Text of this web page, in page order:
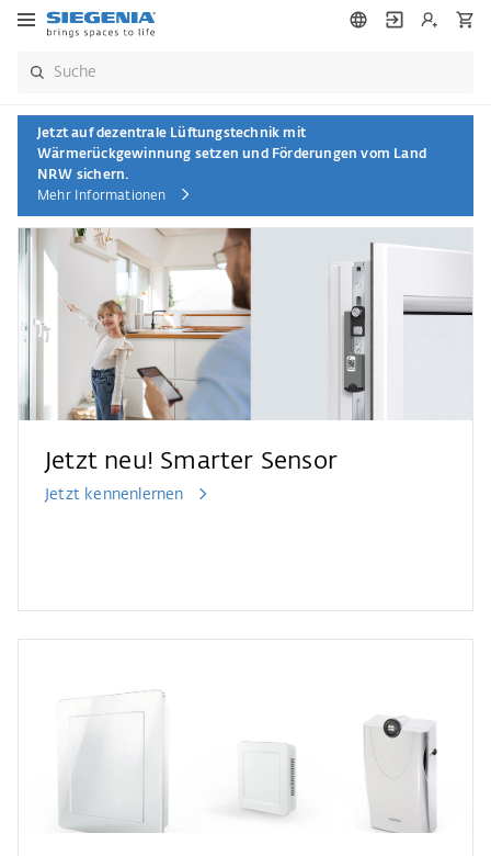
Jetzt auf dezentrale Lüftungstechnik mit
Wärmerückgewinnung setzen und Förderungen vom Land
NRW sichern.
Mehr Informationen
Jetzt neu! Smarter Sensor
Jetzt kennenlernen